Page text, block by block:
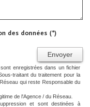
des données (*)
Envoyer
enregistrées dans un fichier
traitant du traitement pour la
qui reste Responsable du
de l'Agence / du Réseau.
et sont destinées à